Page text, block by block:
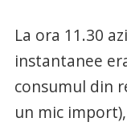
La ora 11.30
instantanee
consumul din
un mic